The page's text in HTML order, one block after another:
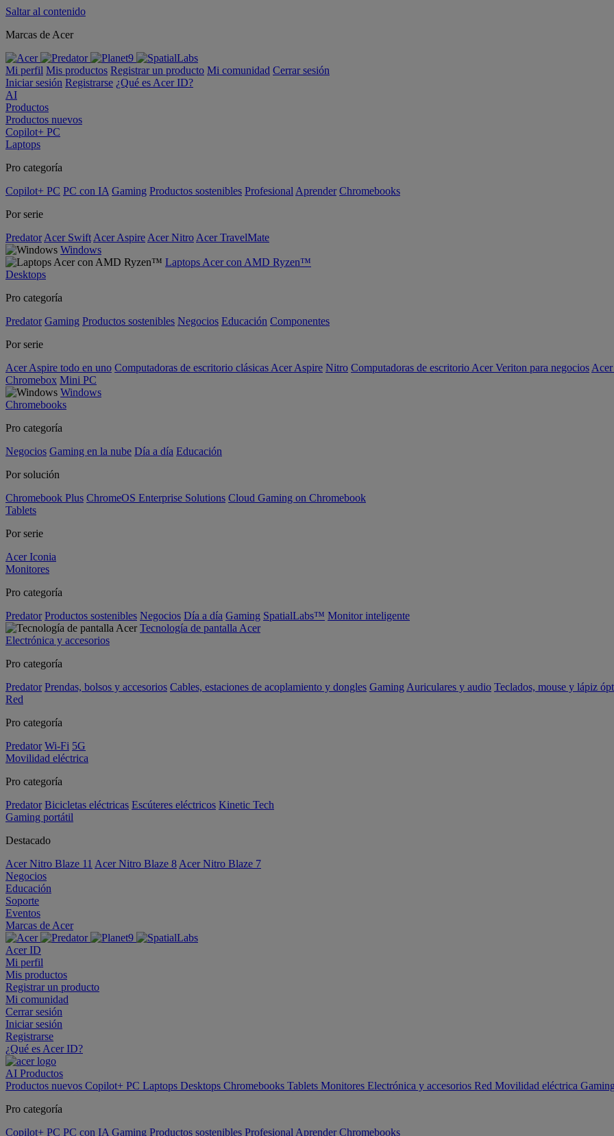
Saltar al contenido
Marcas de Acer
Mi perfil Mis productos Registrar un producto Mi comunidad Cerrar sesión
Iniciar sesión Registrarse ¿Qué es Acer ID?
AI
Productos
Productos nuevos
Copilot+ PC
Laptops
Pro categoría
Copilot+ PC PC con IA Gaming Productos sostenibles Profesional Aprender Chromebooks
Por serie
Predator Acer Swift Acer Aspire Acer Nitro Acer TravelMate
Windows
Laptops Acer con AMD Ryzen™
Desktops
Pro categoría
Predator Gaming Productos sostenibles Negocios Educación Componentes
Por serie
Acer Aspire todo en uno Computadoras de escritorio clásicas Acer Aspire Nitro Computadoras de escritorio Acer Veriton para negocios
Chromebox Mini PC
Windows
Chromebooks
Pro categoría
Negocios Gaming en la nube Día a día Educación
Por solución
Chromebook Plus ChromeOS Enterprise Solutions Cloud Gaming on Chromebook
Tablets
Por serie
Acer Iconia
Monitores
Pro categoría
Predator Productos sostenibles Negocios Día a día Gaming SpatialLabs™ Monitor inteligente
Tecnología de pantalla Acer
Electrónica y accesorios
Pro categoría
Predator Prendas, bolsos y accesorios Cables, estaciones de acoplamiento y dongles Gaming Auriculares y audio Teclados, mouse y lápiz
Red
Pro categoría
Predator Wi-Fi 5G
Movilidad eléctrica
Pro categoría
Predator Bicicletas eléctricas Escúteres eléctricos Kinetic Tech
Gaming portátil
Destacado
Acer Nitro Blaze 11 Acer Nitro Blaze 8 Acer Nitro Blaze 7
Negocios
Educación
Soporte
Eventos
Marcas de Acer
Acer ID
Mi perfil
Mis productos
Registrar un producto
Mi comunidad
Cerrar sesión
Iniciar sesión
Registrarse
¿Qué es Acer ID?
AI Productos
Productos nuevos Copilot+ PC Laptops Desktops Chromebooks Tablets Monitores Electrónica y accesorios Red Movilidad eléctrica
Pro categoría
Copilot+ PC PC con IA Gaming Productos sostenibles Profesional Aprender Chromebooks